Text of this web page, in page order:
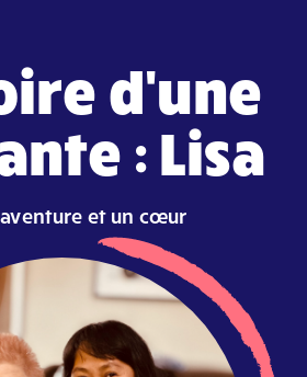
d'une
: Lisa
et un cœur